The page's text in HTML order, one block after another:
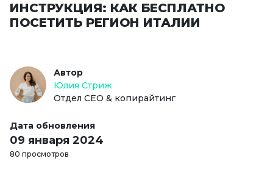
ИНСТРУКЦИЯ: КАК БЕСПЛАТНО
ПОСЕТИТЬ РЕГИОН ИТАЛИИ
Автор
Юлия Стриж
Отдел СЕО & копирайтинг
Дата обновления
09 января 2024
80 просмотров